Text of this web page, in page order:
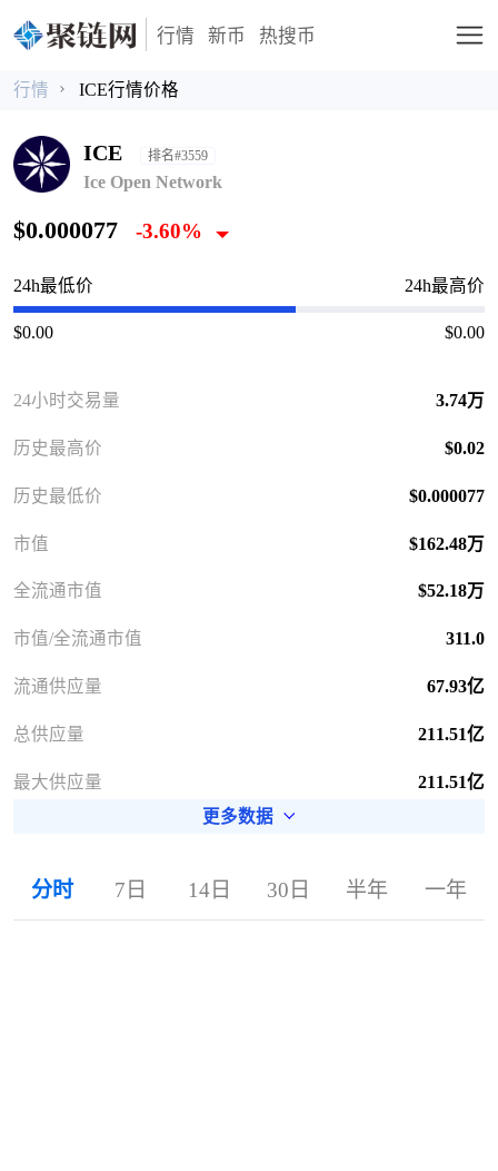
行情 新币 热搜币
行情 ICE行情价格
ICE 排名#3559
Ice Open Network
$0.000077 -3.60%
24h最低价 24h最高价
$0.00 $0.00
24小时交易量 3.74万
历史最高价 $0.02
历史最低价 $0.000077
市值 $162.48万
全流通市值 $52.18万
市值/全流通市值 311.0
流通供应量 67.93亿
总供应量 211.51亿
最大供应量
211.51亿
更多数据
分时 7日 14日 30日 半年 一年